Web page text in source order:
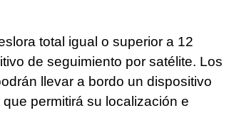
total igual o superior a 12
de seguimiento por satélite. Los
llevar a bordo un dispositivo
permitirá su localización e